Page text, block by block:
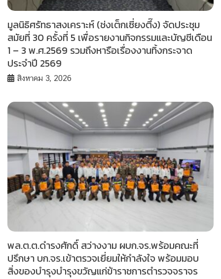
มูลนิธิศรัทธาสงเคราะห์ (ช่งเต็กเซี่ยงตึ๊ง) จัดประชุม
สมัยที่ 30 ครั้งที่ 5 เพื่อรายงานกิจกรรมและบัญชีเดือน
1 – 3 พ.ศ.2569 รวมถึงหารือเรื่องงานทิ้งกระจาด
ประจำปี 2569
สิงหาคม 3, 2026
พล.ต.ต.ดำรงศักดิ์ สว่างงาม ผบก.จร.พร้อมคณะที่
ปรึกษา บก.จร.เข้าตรวจเยี่ยมให้กำลังใจ พร้อมมอบ
สิ่งของบำรุงบำรุงขวัญแก่ข้าราชการตำรวจจราจร